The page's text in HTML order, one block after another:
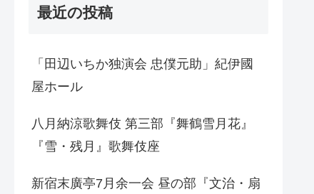
最近の投稿
「田辺いちか独演会 忠僕元助」紀伊國
屋ホール
八月納涼歌舞伎 第三部『舞鶴雪月花』
『雪・残月』歌舞伎座
新宿末廣亭7月余一会 昼の部『文治・扇